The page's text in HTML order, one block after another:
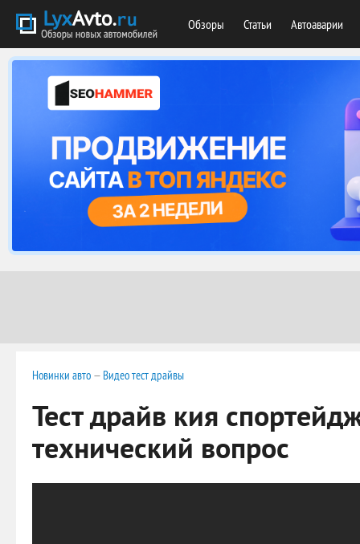
Обзоры Статьи Автоаварии
Новинки авто — Видео тест драйвы
Тест драйв кия
технический вопрос